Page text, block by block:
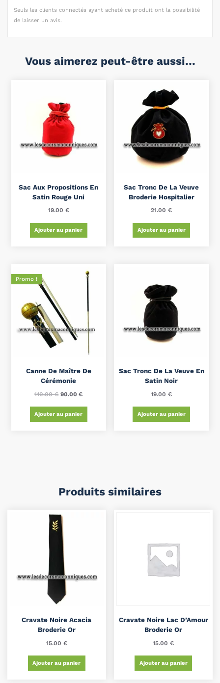
Seuls les clients connectés ayant acheté ce produit ont la possibilité
de laisser un avis.
Vous aimerez peut-être aussi…
Sac Aux Propositions En
Satin Rouge Uni
19.00 €
Ajouter au panier
Sac Tronc De La Veuve
Broderie Hospitalier
21.00€
Ajouter au panier
Promo !
Canne De Maître De
Cérémonie
110.00€ 90.00€
Ajouter au panier
Sac Tronc De La Veuve En
Satin Noir
19.00€
Ajouter au panier
Produits similaires
Cravate Noire Acacia
Broderie Or
15.00 €
Ajouter au panier
Cravate Noire Lac D’Amour
Broderie Or
15.00€
Ajouter au panier